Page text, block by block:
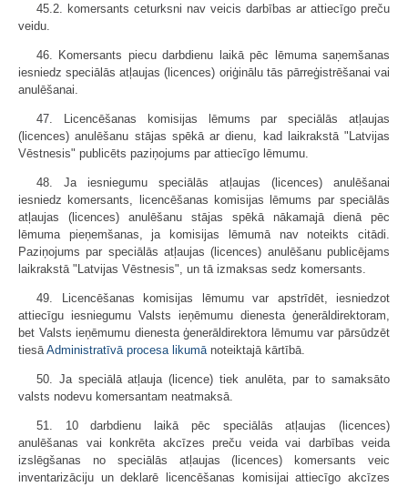
45.2. komersants ceturksni nav veicis darbības ar attiecīgo preču
veidu.
46. Komersants piecu darbdienu laikā pēc lēmuma saņemšanas
iesniedz speciālās atļaujas (licences) oriģinālu tās pārreģistrēšanai vai
anulēšanai.
47. Licencēšanas komisijas lēmums par speciālās atļaujas
(licences) anulēšanu stājas spēkā ar dienu, kad laikrakstā "Latvijas
Vēstnesis" publicēts paziņojums par attiecīgo lēmumu.
48. Ja iesniegumu speciālās atļaujas (licences) anulēšanai
iesniedz komersants, licencēšanas komisijas lēmums par speciālās
atļaujas (licences) anulēšanu stājas spēkā nākamajā dienā pēc
lēmuma pieņemšanas, ja komisijas lēmumā nav noteikts citādi.
Paziņojums par speciālās atļaujas (licences) anulēšanu publicējams
laikrakstā "Latvijas Vēstnesis", un tā izmaksas sedz komersants.
49. Licencēšanas komisijas lēmumu var apstrīdēt, iesniedzot
attiecīgu iesniegumu Valsts ieņēmumu dienesta ģenerāldirektoram,
bet Valsts ieņēmumu dienesta ģenerāldirektora lēmumu var pārsūdzēt
tiesāAdministratīvā procesa likumānoteiktajā kārtībā.
50. Ja speciālā atļauja (licence) tiek anulēta, par to samaksāto
valsts nodevu komersantam neatmaksā.
51. 10 darbdienu laikā pēc speciālās atļaujas (licences)
anulēšanas vai konkrēta akcīzes preču veida vai darbības veida
izslēgšanas no speciālās atļaujas (licences) komersants veic
inventarizāciju un deklarē licencēšanas komisijai attiecīgo akcīzes